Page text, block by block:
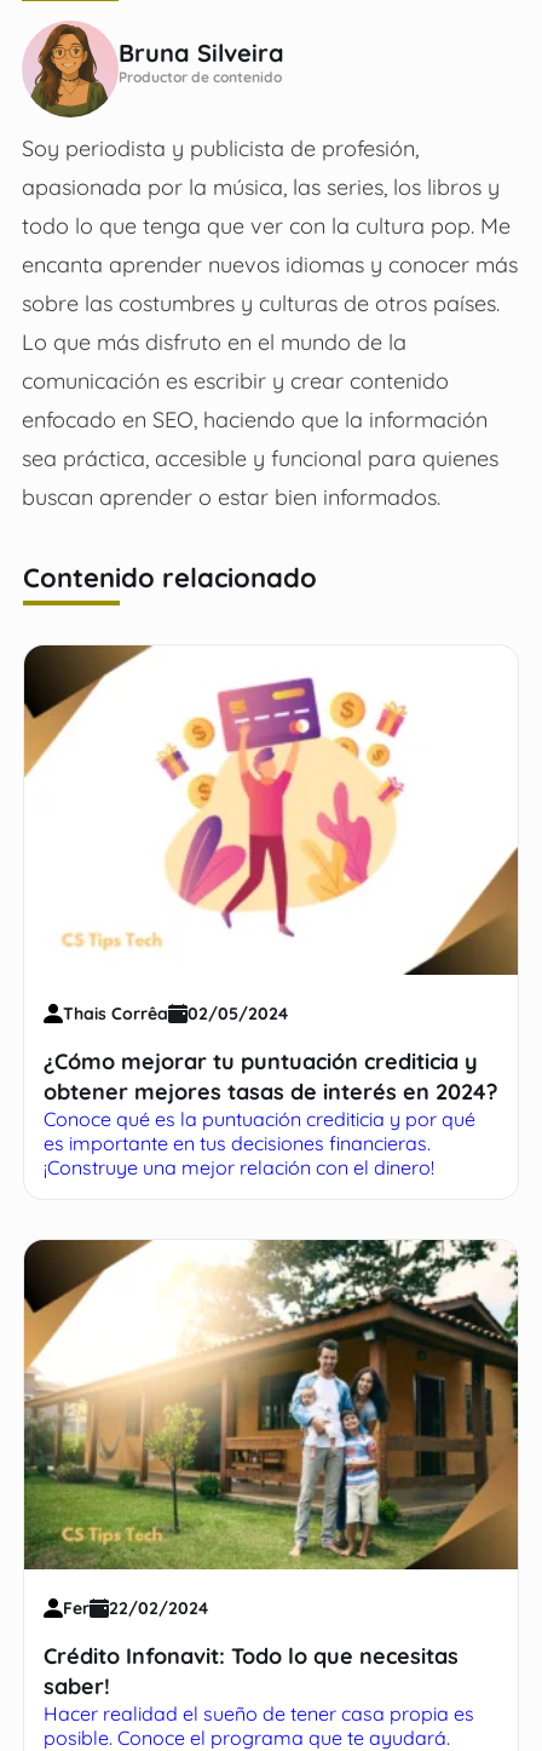
Bruna Silveira
Productor de contenido
Soy periodista y publicista de profesión,
apasionada por la música, las series, los libros y
todo lo que tenga que ver con la cultura pop. Me
encanta aprender nuevos idiomas y conocer más
sobre las costumbres y culturas de otros países.
Lo que más disfruto en el mundo de la
comunicación es escribir y crear contenido
enfocado en SEO, haciendo que la información
sea práctica, accesible y funcional para quienes
buscan aprender o estar bien informados.
Contenido relacionado
Thais Corrêa 02/05/2024
¿Cómo mejorar tu puntuación crediticia y
obtener mejores tasas de interés en 2024?
Conoce qué es la puntuación crediticia y por qué
es importante en tus decisiones financieras.
¡Construye una mejor relación con el dinero!
Fer 22/02/2024
Crédito Infonavit: Todo lo que necesitas
saber!
Hacer realidad el sueño de tener casa propia es
posible. Conoce el programa que te ayudará.